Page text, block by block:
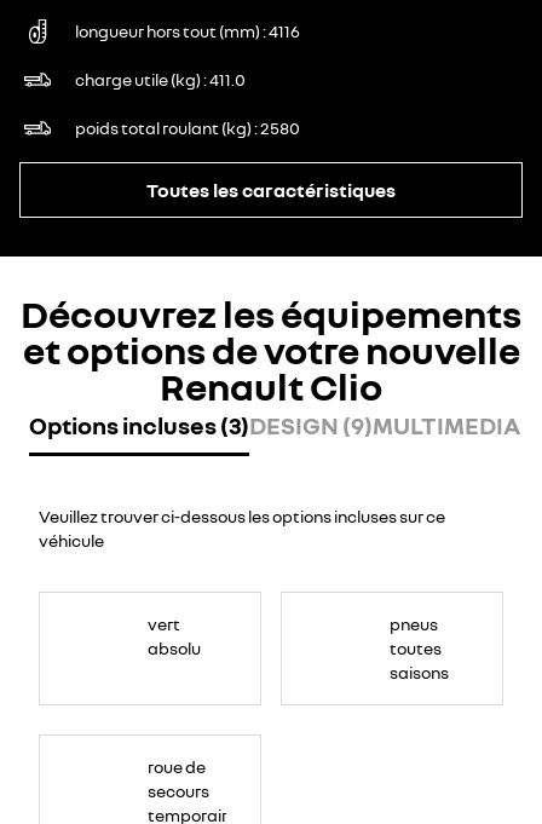
longueur hors tout (mm) 4116
charge utile (kg) 411.0
poids total roulant (kg) 2580
Toutes les caractéristiques
Découvrez les équipements
et options de votre nouvelle
Renault Clio
Options incluses (3)DESIGN (9)MULTIMEDIA
Veuillez trouver ci-dessous les options incluses sur ce
véhicule
vert
absolu
pneus
toutes
saisons
roue de
secours
temporaire